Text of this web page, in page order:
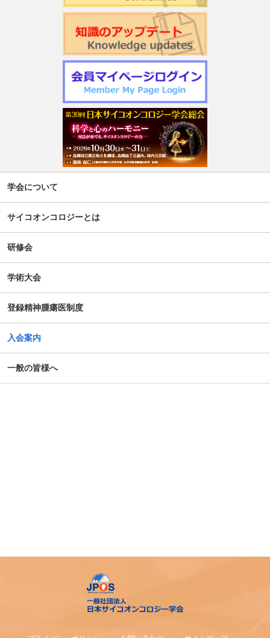
2026年度学会開催CSTについて更新しました
第22回日本仏教看護・ビハーラ学会開催のお知らせ
第1回サイコオンコロジー×漢方 Webセミナー2026のご案内
令和7年度 日本がん相談研究会 第2回研修会開催のお知ら
週刊現代(3月2日号)精神腫瘍科特集記事について
「第5回せん妄対応プログラム研修会」開催について
【新旧対照表訂正】「がん等の診療に携わる医師等に対す
のための公開シンポジウム-開催のお知らせ
がん患者の抱えるアピアランス問題への心理社会的支援の
ための研修会（2025年度）
第14回日本がん相談研究会年次大会・プレセミナー
アピアランス＜問題＞への心理社会的支援のための研修会
学会について
サイコオンコロジーとは
研修会
学術大会
登録精神腫瘍医制度
入会案内
一般の皆様へ